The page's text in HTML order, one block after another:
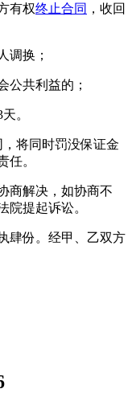
有权终止合同 ，收回
调换；
公共利益的；
。
将同时罚没保证金
任。
商解决，如协商不
院提起诉讼。
肆份。经甲、乙双方